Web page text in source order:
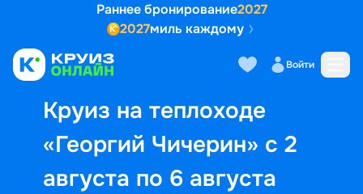
Раннее бронирование2027
2027миль каждому
Войти
Круиз на теплоходе
«Георгий Чичерин» с 2
августа по 6 августа
Выбор кают Маршрут и